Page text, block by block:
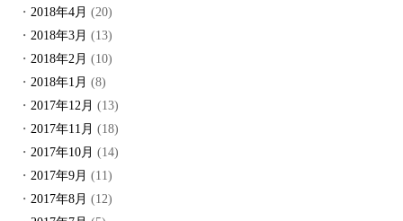
2018年4月 (20)
2018年3月 (13)
2018年2月 (10)
2018年1月 (8)
2017年12月 (13)
2017年11月 (18)
2017年10月 (14)
2017年9月 (11)
2017年8月 (12)